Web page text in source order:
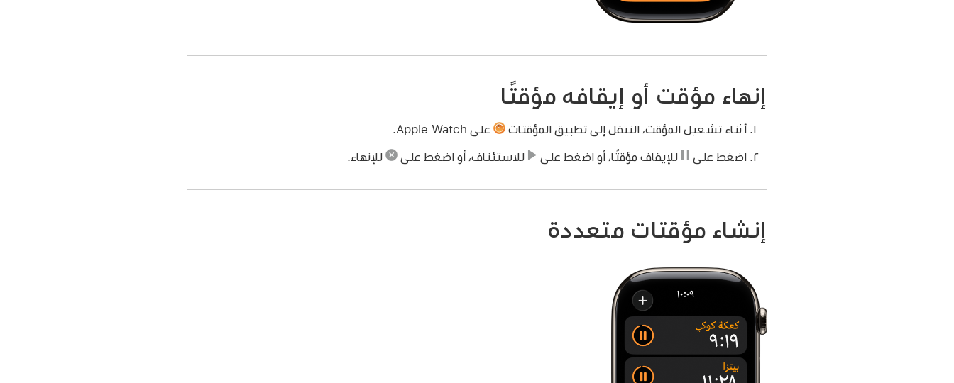
إنهاء مؤقت أو إيقافه مؤقتًا
أثناء تشغيل المؤقت، النتقل إلى تطبيق المؤقتات على Apple Watch.
اضغط على للإيقاف مؤقتًا، أو اضغط على للاستئناف، أو اضغط على للإنهاء.
إنشاء مؤقتات متعددة